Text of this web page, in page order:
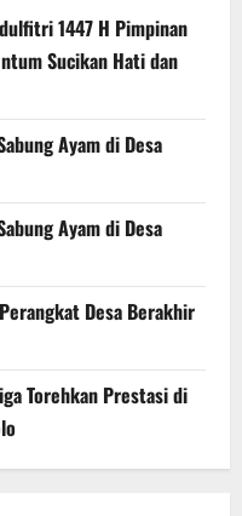
1447 H Pimpinan
Sucikan Hati dan
Ayam di Desa
Ayam di Desa
Desa Berakhir
Torehkan Prestasi di